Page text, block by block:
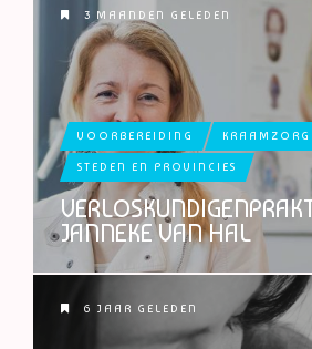
3 MAANDEN GELEDEN
VOORBEREIDING KRAAMZORG
STEDEN EN PROVINCIES
JANNEKE VAN HAL
6 JAAR GELEDEN